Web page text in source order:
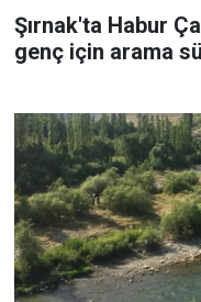
Şırnak'ta Habur
genç için arama